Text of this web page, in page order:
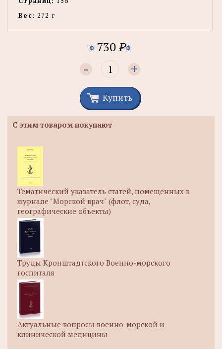
Вес: 272 г
730P
- +
Купить
С этим товаром покупают
Тематический указатель статей, помещенных в
журнале "Морской врач" (флот, суда,
географические объекты)
Труды Кронштадтского Военно-морского
госпиталя
Актуальные вопросы военно-морской и
клинической медицины